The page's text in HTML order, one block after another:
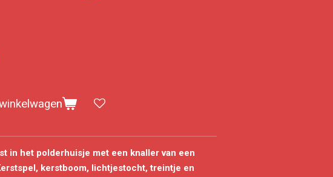
in het polderhuisje met een knaller van een
kerstboom, lichtjestocht, treintje en